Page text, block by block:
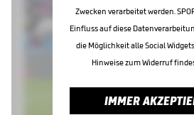
Zwecken verarbeitet werden.
Einfluss auf diese
die Möglichkeit alle Social
Hinweise zum Widerruf
IMMER